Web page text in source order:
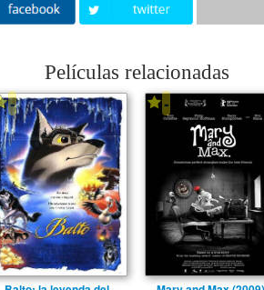
Películas relacionadas
- -